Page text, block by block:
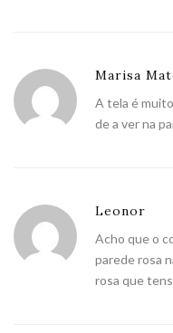
Marisa
A tela é
de a ver na
Leonor
Acho que o
parede rosa
rosa que tens